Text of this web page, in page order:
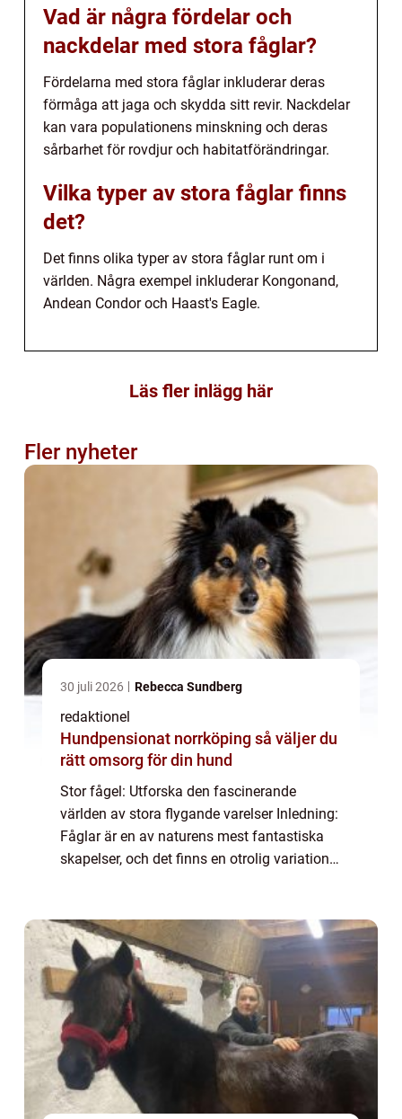
Vad är några fördelar och
nackdelar med stora fåglar?
Fördelarna med stora fåglar inkluderar deras
förmåga att jaga och skydda sitt revir. Nackdelar
kan vara populationens minskning och deras
sårbarhet för rovdjur och habitatförändringar.
Vilka typer av stora fåglar finns
det?
Det finns olika typer av stora fåglar runt om i
världen. Några exempel inkluderar Kongonand,
Andean Condor och Haast's Eagle.
Läs fler inlägg här
Fler nyheter
30 juli 2026 Rebecca Sundberg
redaktionel
Hundpensionat norrköping så väljer du
rätt omsorg för din hund
Stor fågel: Utforska den fascinerande
världen av stora flygande varelser Inledning:
Fåglar är en av naturens mest fantastiska
skapelser, och det finns en otrolig variation